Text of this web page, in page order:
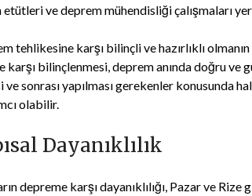
etütleri ve deprem mühendisliği çalışmaları
tehlikesine karşı bilinçli ve hazırlıklı
karşı bilinçlenmesi, deprem anında doğru ve
ve sonrası yapılması gerekenler konusunda
olabilir.
Dayanıklılık
depreme karşı dayanıklılığı, Pazar ve